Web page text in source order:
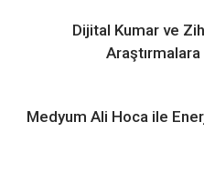
Dijital Kumar ve
Medyum Ali Hoca ile